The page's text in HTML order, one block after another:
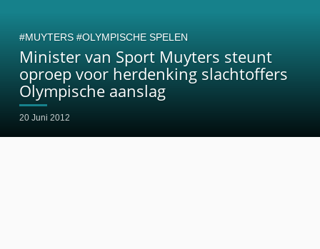
Minister van Sport Muyters steunt
oproep voor herdenking slachtoffers
Olympische aanslag
20 Juni 2012
MUYTERS OLYMPISCHE SPELEN